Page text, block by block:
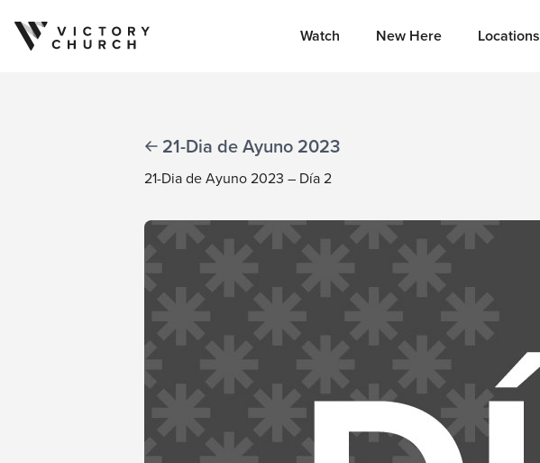
Skip to content Watch New Here Locations
21-Dia de Ayuno 2023
21-Dia de Ayuno 2023 – Día 2